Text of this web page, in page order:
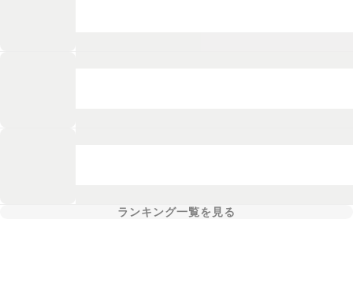
ランキング一覧を見る